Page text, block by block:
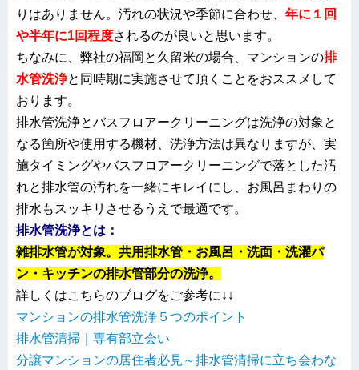
りはありません。汚れの状況や季節に合わせ、 年に１回
や半年に1回程度されるのが良いと思います。
ちなみに、弊社の福岡と久留米の場合、マンションの排
水管洗浄と同時期に実施させて頂くことをおススメして
おります。
排水管洗浄とバスフロアークリーニングは洗浄の対象と
なる箇所や使用する機材、洗浄方法は異なりますが、実
施タイミングやバスフロアークリーニングで落とした汚
れと排水管の汚れを一緒にキレイにし、お風呂まわりの
排水もスッキリさせるうえで最適です。
排水管洗浄とは：
雑排水管が対象。共用排水管・お風呂・洗面・洗濯パ
ン・キッチンの排水管部分の洗浄。
詳しくはこちらのブログをご参考に↓↓
マンションの排水管洗浄５つのポイント
排水管清掃｜専有部立会い
分譲マンションの居住者必見～排水管清掃に立ち会わな